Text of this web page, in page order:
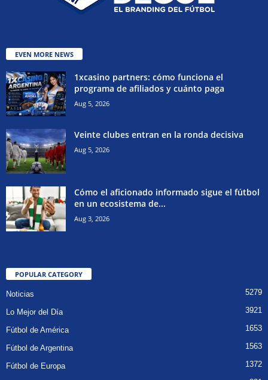
EVEN MORE NEWS
1xcasino partners: cómo funciona el
programa de afiliados y cuánto paga
Aug 5, 2026
Veinte clubes entran en la ronda decisiva
Aug 5, 2026
Cómo el aficionado informado sigue el fútbol
en un ecosistema de...
Aug 3, 2026
POPULAR CATEGORY
Noticias 5279
Lo Mejor del Día 3921
Fútbol de América 1653
Fútbol de Argentina 1563
Fútbol de Europa 1372